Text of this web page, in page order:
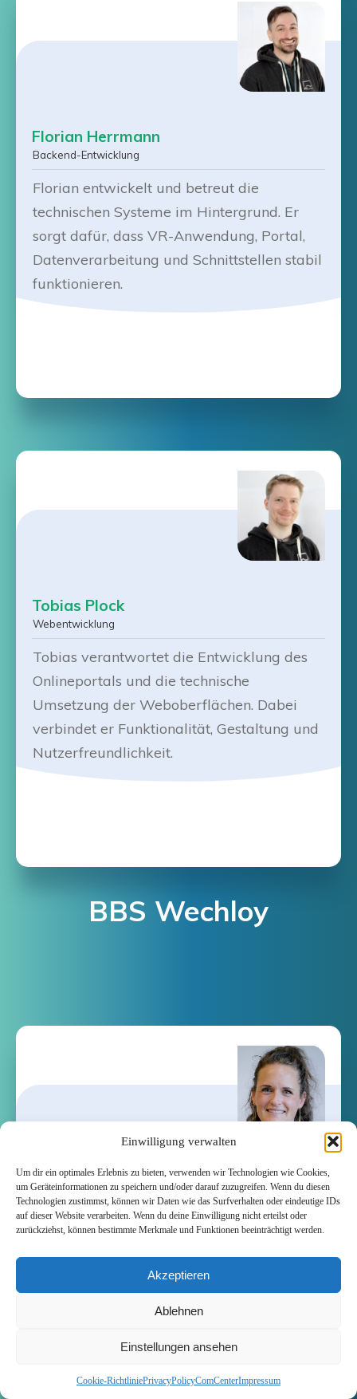
Einwilligung verwalten
Um dir ein optimales Erlebnis zu bieten, verwenden wir Technologien wie Cookies,
um Geräteinformationen zu speichern und/oder darauf zuzugreifen. Wenn du diesen
Technologien zustimmst, können wir Daten wie das Surfverhalten oder eindeutige IDs
auf dieser Website verarbeiten. Wenn du deine Einwilligung nicht erteilst oder
zurückziehst, können bestimmte Merkmale und Funktionen beeinträchtigt werden.
Akzeptieren
Ablehnen
Einstellungen ansehen
Cookie-RichtliniePrivacyPolicyComCenterImpressum
Florian Herrmann
Backend-Entwicklung
Florian entwickelt und betreut die
technischen Systeme im Hintergrund. Er
sorgt dafür, dass VR-Anwendung, Portal,
Datenverarbeitung und Schnittstellen stabil
funktionieren.
Tobias Plock
Webentwicklung
Tobias verantwortet die Entwicklung des
Onlineportals und die technische
Umsetzung der Weboberflächen. Dabei
verbindet er Funktionalität, Gestaltung und
Nutzerfreundlichkeit.
BBS Wechloy
Judith Jung
Projektleiterin und Learning Designerin
Judith steuert die didaktische Ausrichtung
des Projekts. Sie entwickelt Lernkonzepte,
begleitet die Umsetzung im Unterricht und
in schulische Abläufe passen.